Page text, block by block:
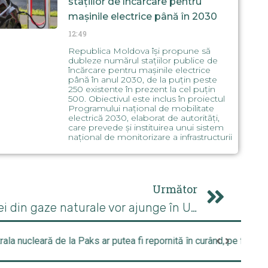
mașinile electrice până în 2030
12:49
Republica Moldova își propune să
dubleze numărul stațiilor publice de
încărcare pentru mașinile electrice
până în anul 2030, de la puțin peste
250 existente în prezent la cel puțin
500. Obiectivul este inclus în proiectul
Programului național de mobilitate
electrică 2030, elaborat de autorități,
care prevede și instituirea unui sistem
național de monitorizare a infrastructurii
Următor
Superprofiturile Norvegiei din gaze naturale vor ajunge în Ucraina